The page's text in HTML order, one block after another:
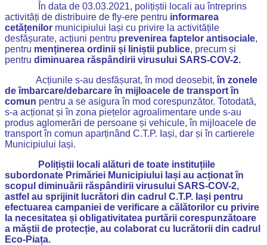
În data de 03.03.2021, polițiștii locali au întreprins
activități de distribuire de fly-ere pentru informarea
cetățenilor municipiului Iași cu privire la activitățile
desfășurate, acțiuni pentru prevenirea faptelor antisociale,
pentru menținerea ordinii și liniștii publice, precum și
pentru diminuarea răspândirii virusului SARS-COV-2.
Acțiunile s-au desfășurat, în mod deosebit,în zonele
de îmbarcare/debarcare în mijloacele de transport în
comun pentru a se asigura în mod corespunzător. Totodată,
s-a acționat și în zona piețelor agroalimentare unde s-au
produs aglomerări de persoane și vehicule, în mijloacele de
transport în comun aparținând C.T.P. Iași, dar și în cartierele
Municipiului Iași.
Polițiștii locali alături de toate instituțiile
subordonate Primăriei Municipiului Iași au acționat în
scopul diminuării răspândirii virusului SARS-COV-2,
astfel au sprijinit lucrători din cadrul C.T.P. Iași pentru
efectuarea campaniei de verificare a călătorilor cu privire
la necesitatea și obligativitatea purtării corespunzătoare
a măștii de protecție, au colaborat cu lucrătorii din cadrul
Eco-Piața.